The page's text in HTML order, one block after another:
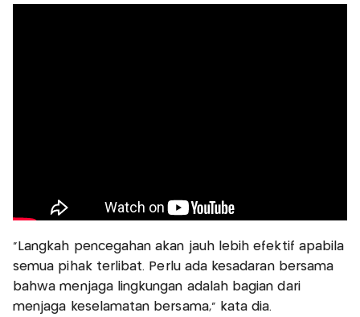
“Langkah pencegahan akan jauh lebih efektif apabila
semua pihak terlibat. Perlu ada kesadaran bersama
bahwa menjaga lingkungan adalah bagian dari
menjaga keselamatan bersama,” kata dia.